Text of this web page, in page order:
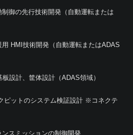
制御の先行技術開発（自動運転または
用 HMI技術開発（自動運転またはADAS
設計、筐体設計（ADAS領域）
ピットのシステム検証設計 ※コネクテ
ンスミッションの制御開発